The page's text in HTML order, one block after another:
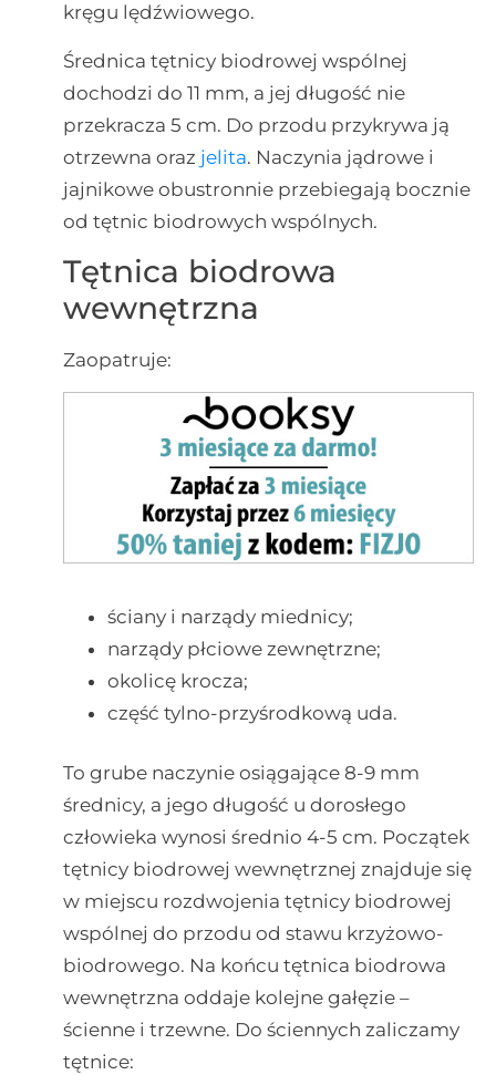
kręgu lędźwiowego.
Średnica tętnicy biodrowej wspólnej
dochodzi do 11 mm, a jej długość nie
przekracza 5 cm. Do przodu przykrywa ją
otrzewna oraz jelita. Naczynia jądrowe i
jajnikowe obustronnie przebiegają bocznie
od tętnic biodrowych wspólnych.
Tętnica biodrowa
wewnętrzna
Zaopatruje:
ściany i narządy miednicy;
narządy płciowe zewnętrzne;
okolicę krocza;
część tylno-przyśrodkową uda.
To grube naczynie osiągające 8-9 mm
średnicy, a jego długość u dorosłego
człowieka wynosi średnio 4-5 cm. Początek
tętnicy biodrowej wewnętrznej znajduje się
w miejscu rozdwojenia tętnicy biodrowej
wspólnej do przodu od stawu krzyżowo-
biodrowego. Na końcu tętnica biodrowa
wewnętrzna oddaje kolejne gałęzie –
ścienne i trzewne. Do ściennych zaliczamy
tętnice: